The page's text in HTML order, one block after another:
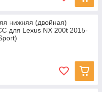
нижняя (двойная)
для Lexus NX 200t 2015-